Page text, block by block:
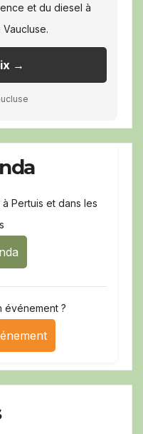
et du diesel à
→
Pertuis et dans les
événement ?